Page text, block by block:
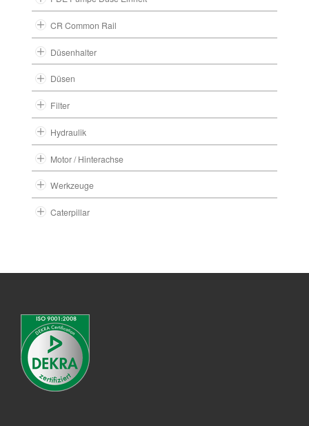
CR Common Rail
Düsenhalter
Düsen
Filter
Hydraulik
Motor / Hinterachse
Werkzeuge
Caterpillar